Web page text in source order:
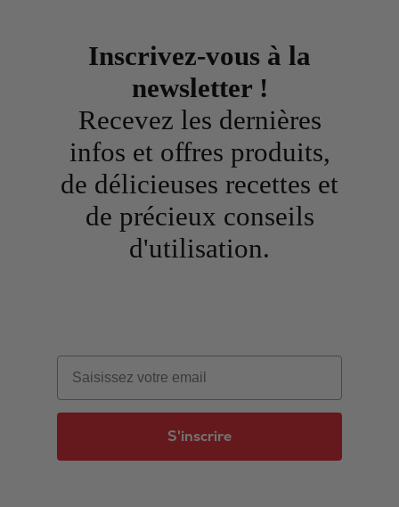
Inscrivez-vous à la
newsletter !
Recevez les dernières
infos et offres produits,
de délicieuses recettes et
de précieux conseils
d'utilisation.
Email
S'inscrire